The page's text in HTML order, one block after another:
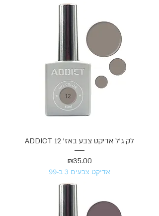
לק ג'ל אדיקט צבע באז' ADDICT 12
מחיר
₪35.00
אדיקט צבעים 3 ב-99